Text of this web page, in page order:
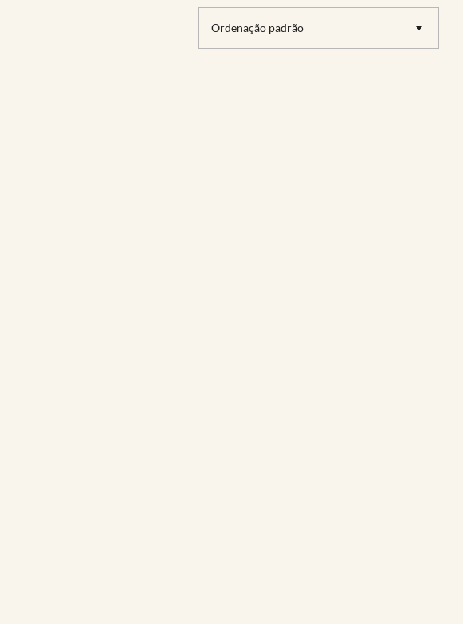
Ordenação padrão